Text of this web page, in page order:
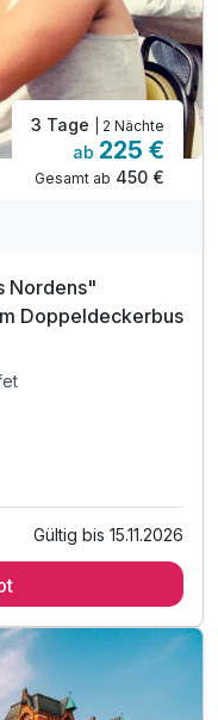
3 Tage | 2 Nächte
ab 225 €
Gesamt ab 450 €
Nordens"
Doppeldeckerbus
Gültig bis 15.11.2026